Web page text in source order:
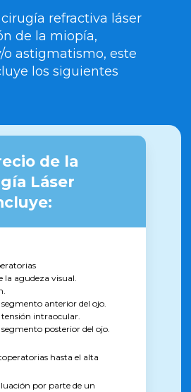
refractiva láser
de la miopía,
astigmatismo, este
los siguientes
de la
Láser
la agudeza visual.
segmento anterior del ojo.
tensión intraocular.
posterior del ojo.
hasta el alta
por parte de un